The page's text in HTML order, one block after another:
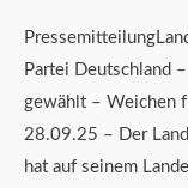
Partei Deutschland
gewählt – Weichen
28.09.25 – Der
hat auf seinem